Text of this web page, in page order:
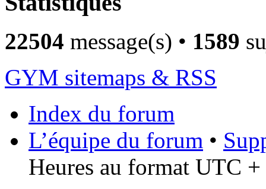
22504 message(s) • 1589
GYM sitemaps & RSS
Index du forum
L’équipe du forum •
Heures au format UTC +